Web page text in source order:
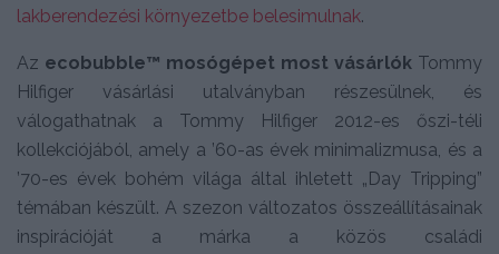
lakberendezési környezetbe belesimulnak.
Az ecobubble™ mosógépet most vásárlók Tommy
Hilfiger vásárlási utalványban részesülnek, és
válogathatnak a Tommy Hilfiger 2012-es őszi-téli
kollekciójából, amely a ’60-as évek minimalizmusa, és a
’70-es évek bohém világa által ihletett „Day Tripping”
témában készült. A szezon változatos összeállításainak
inspirációját a márka a közös családi